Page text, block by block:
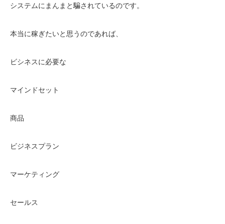
システムにまんまと騙されているのです。
本当に稼ぎたいと思うのであれば、
ビシネスに必要な
マインドセット
商品
ビジネスプラン
マーケティング
セールス